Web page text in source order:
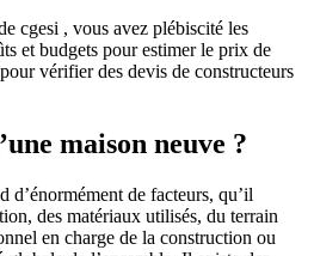
cgesi , vous avez plébiscité les
et budgets pour estimer le prix de
vérifier des devis de constructeurs
maison neuve ?
d’énormément de facteurs, qu’il
des matériaux utilisés, du terrain
en charge de la construction ou